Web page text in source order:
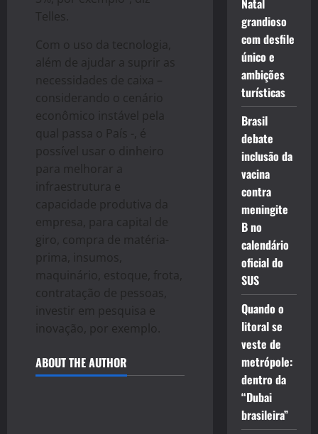
Telles.
Com o uso da tecnologia,
além de ajudar a suprir as
necessidades de caixa –
considerando o cenário
econômico instável pela
qual passa o País -, é
possível usar o dinheiro
para melhorar a
infraestrutura e
capacidade produtiva da
empresa, para capital de
giro, compra de matéria-
prima, insumos,
maquinário, estoque, frota,
contratação de pessoas,
investir em pesquisa e
inovação, por exemplo.
ABOUT THE AUTHOR
Natal
grandioso
com desfile
único e
ambições
turísticas
Brasil
debate
inclusão da
vacina
contra
meningite
B no
calendário
oficial do
SUS
Quando o
litoral se
veste de
metrópole:
dentro da
“Dubai
brasileira”